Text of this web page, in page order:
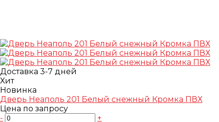
Доставка 3-7 дней
Хит
Новинка
Дверь Неаполь 201 Белый снежный Кромка ПВХ
Цена по запросу
-
+